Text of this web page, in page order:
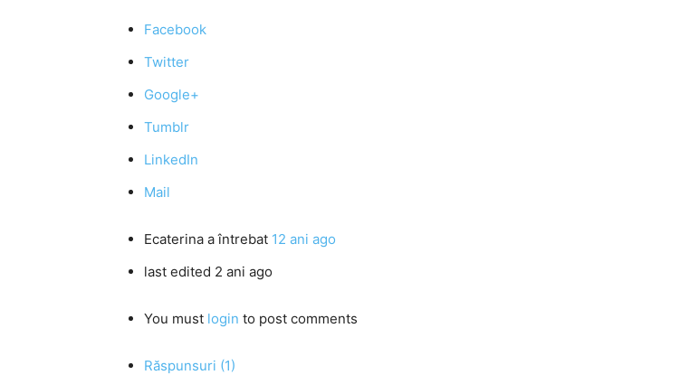
Facebook
Twitter
Google+
Tumblr
LinkedIn
Mail
Ecaterina a întrebat 12 ani ago
last edited 2 ani ago
You must login to post comments
Răspunsuri (1)